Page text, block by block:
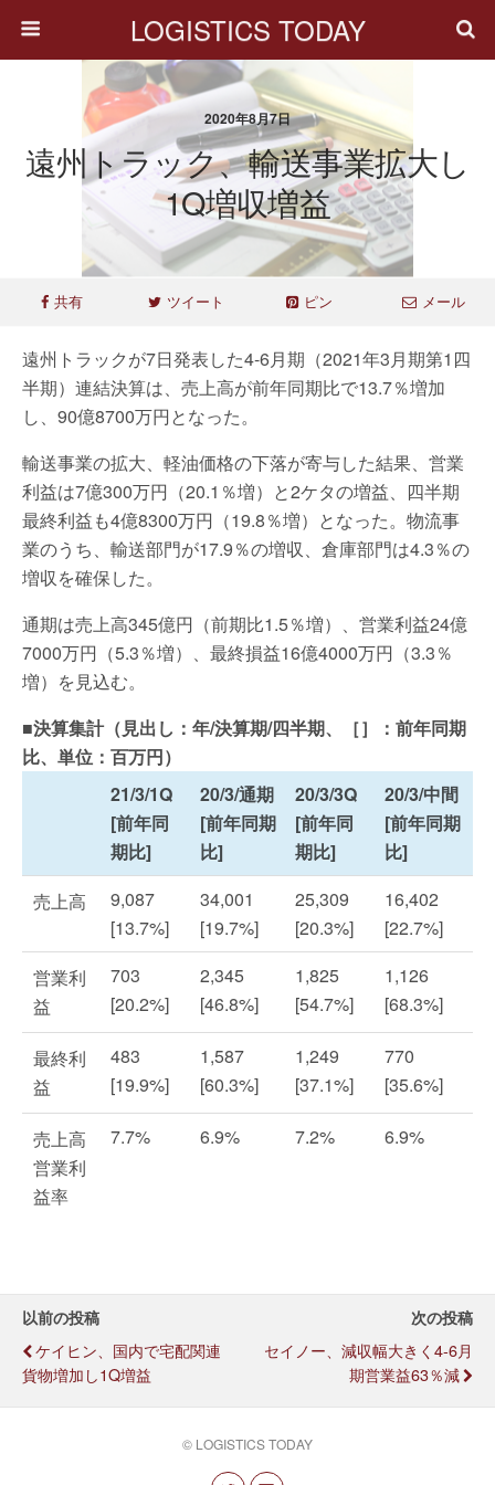
LOGISTICS TODAY
2020年8月7日
遠州トラック、輸送事業拡大し
1Q増収増益
共有 ツイート ピン メール
遠州トラックが7日発表した4-6月期（2021年3月期第1四
半期）連結決算は、売上高が前年同期比で13.7％増加
し、90億8700万円となった。
輸送事業の拡大、軽油価格の下落が寄与した結果、営業
利益は7億300万円（20.1％増）と2ケタの増益、四半期
最終利益も4億8300万円（19.8％増）となった。物流事
業のうち、輸送部門が17.9％の増収、倉庫部門は4.3％の
増収を確保した。
通期は売上高345億円（前期比1.5％増）、営業利益24億
7000万円（5.3％増）、最終損益16億4000万円（3.3％
増）を見込む。
■決算集計（見出し：年/決算期/四半期、［］：前年同期
比、単位：百万円）
21/3/1Q
[前年同
期比]
20/3/通期
[前年同期
比]
20/3/3Q
[前年同
期比]
20/3/中間
[前年同期
比]
売上高
9,087
[13.7%]
34,001
[19.7%]
25,309
[20.3%]
16,402
[22.7%]
営業利
益
703
[20.2%]
2,345
[46.8%]
1,825
[54.7%]
1,126
[68.3%]
最終利
益
483
[19.9%]
1,587
[60.3%]
1,249
[37.1%]
770
[35.6%]
売上高
営業利
益率
7.7% 6.9% 7.2% 6.9%
以前の投稿
ケイヒン、国内で宅配関連
貨物増加し1Q増益
次の投稿
セイノー、減収幅大きく4-6月
期営業益63％減
© LOGISTICS TODAY